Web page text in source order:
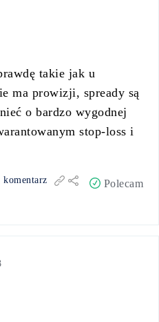
takie jak u
ma prowizji, spready są
o bardzo wygodnej
stop-loss i
komentarz Polecam